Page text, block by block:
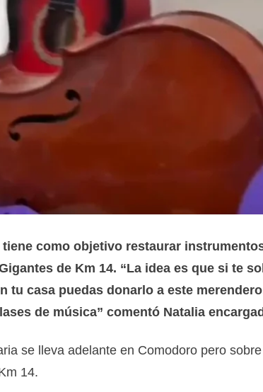
como objetivo restaurar
de Km 14. “La idea es que si te
tu casa puedas donarlo a este
de música” comentó Natalia
se lleva adelante en Comodoro pero
14.